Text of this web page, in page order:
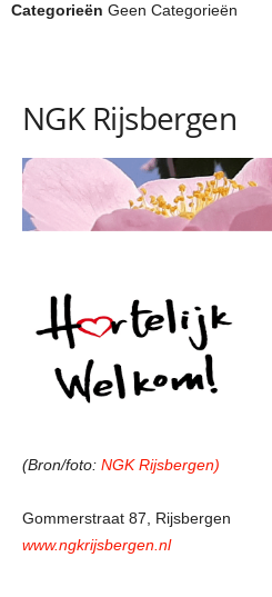
Categorieën Geen Categorieën
NGK Rijsbergen
(Bron/foto: NGK Rijsbergen)
Gommerstraat 87, Rijsbergen
www.ngkrijsbergen.nl